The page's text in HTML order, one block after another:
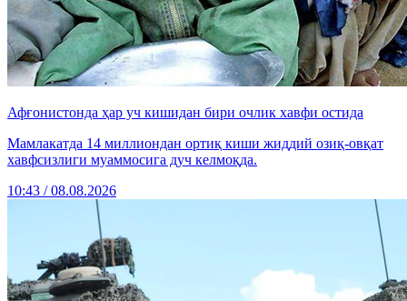
Афғонистонда ҳар уч кишидан бири очлик хавфи остида
Мамлакатда 14 миллиондан ортиқ киши жиддий озиқ-овқат
хавфсизлиги муаммосига дуч келмоқда.
10:43 / 08.08.2026